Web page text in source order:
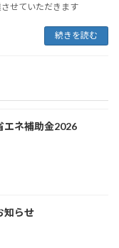
させていただきます
続きを読む
ネ補助金2026
知らせ